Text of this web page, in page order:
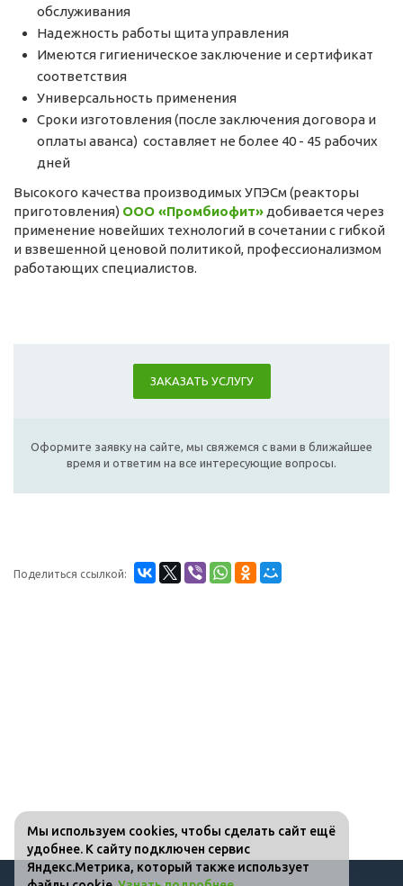
обслуживания
Надежность работы щита управления
Имеются гигиеническое заключение и сертификат
соответствия
Универсальность применения
Сроки изготовления (после заключения договора и
оплаты аванса) составляет не более 40 - 45 рабочих
дней
Высокого качества производимых УПЭСм (реакторы
приготовления) ООО «Промбиофит» добивается через
применение новейших технологий в сочетании с гибкой
и взвешенной ценовой политикой, профессионализмом
работающих специалистов.
ЗАКАЗАТЬ УСЛУГУ
Оформите заявку на сайте, мы свяжемся с вами в ближайшее
время и ответим на все интересующие вопросы.
Поделиться ссылкой:
Мы используем cookies, чтобы сделать сайт ещё
удобнее. К сайту подключен сервис
Яндекс.Метрика, который также использует